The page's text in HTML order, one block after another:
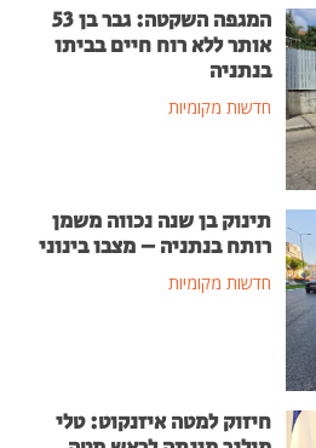
המגפה השקטה: גבר בן 53
אותר ללא רוח חיים בביתו
בנתניה
חדשות מקומיות
תינוק בן שנה נכווה משמן
רותח בנתניה – מצבו בינוני
חדשות מקומיות
חיזוק למטה איזנקוט: טלי